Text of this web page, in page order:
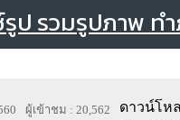
ป รวมรูปภาพ ท
ผู้เข้าชม : 20,562
ดาวน์โห